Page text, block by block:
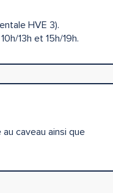
HVE 3).
13h et 15h/19h.
caveau ainsi que